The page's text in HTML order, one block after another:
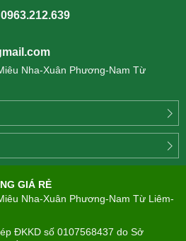
Nha-Xuân Phương-Nam Từ
GIÁ RẺ
Nha-Xuân Phương-Nam Từ Liêm-
ĐKKD số 0107568437 do Sở